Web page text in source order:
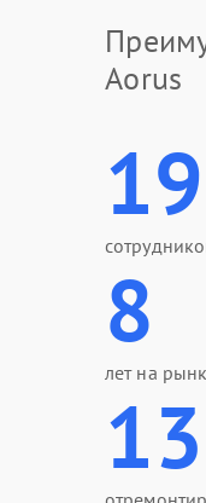
Aorus
19
8
лет на